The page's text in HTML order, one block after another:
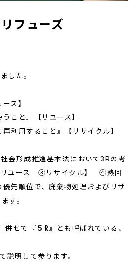
フューズ
した。
ス】
こと』【リユース】
利用すること』【リサイクル】
会形成推進基本法において3Rの考
リユース ③リサイクル】 ④熱回
先順位で、廃棄物処理およびリサ
す。
併せて 『５R』
とも呼ばれている、
明して参ります。